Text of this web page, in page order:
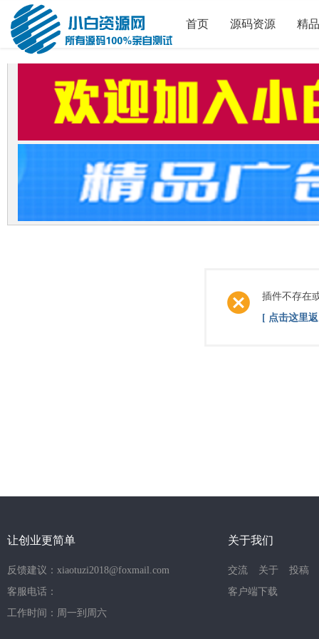
首页 源码资源 精
插件不存在
[ 点击这里
让创业更简单
反馈建议：xiaotuzi2018@foxmail.com
客服电话：
工作时间：周一到周六
关于我们
交流 关于
投稿
客户端下载